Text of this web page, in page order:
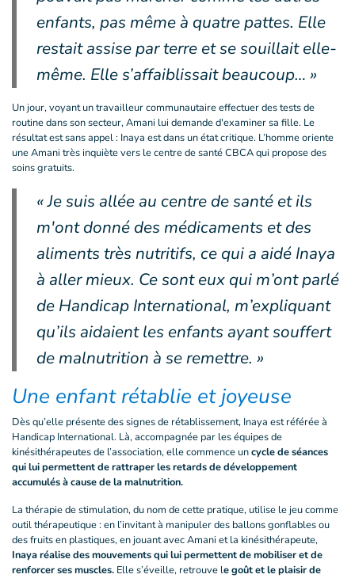
enfants, pas même à quatre pattes. Elle
restait assise par terre et se souillait elle-
même. Elle s’affaiblissait beaucoup… »
Un jour, voyant un travailleur communautaire effectuer des tests de
routine dans son secteur, Amani lui demande d'examiner sa fille. Le
résultat est sans appel : Inaya est dans un état critique. L’homme oriente
une Amani très inquiète vers le centre de santé CBCA qui propose des
soins gratuits.
« Je suis allée au centre de santé et ils
m'ont donné des médicaments et des
aliments très nutritifs, ce qui a aidé Inaya
à aller mieux. Ce sont eux qui m’ont parlé
de Handicap International, m’expliquant
qu’ils aidaient les enfants ayant souffert
de malnutrition à se remettre. »
Une enfant rétablie et joyeuse
Dès qu’elle présente des signes de rétablissement, Inaya est référée à
Handicap International. Là, accompagnée par les équipes de
kinésithérapeutes de l’association, elle commence uncycle de séances
qui lui permettent de rattraper les retards de développement
accumulés à cause de la malnutrition.
La thérapie de stimulation, du nom de cette pratique, utilise le jeu comme
outil thérapeutique : en l’invitant à manipuler des ballons gonflables ou
des fruits en plastiques, en jouant avec Amani et la kinésithérapeute,
Inaya réalise des mouvements qui lui permettent de mobiliser et de
renforcer ses muscles. Elle s’éveille, retrouve le goût et le plaisir de